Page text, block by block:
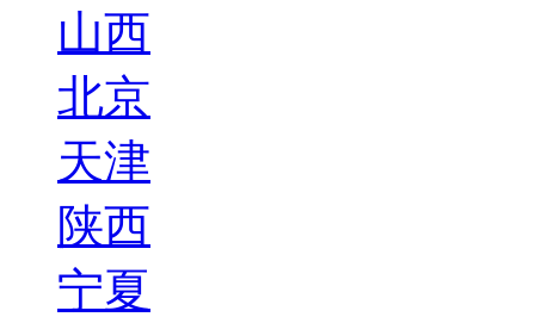
山西
北京
天津
陕西
宁夏